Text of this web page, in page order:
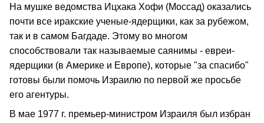
На мушке ведомства Ицхака Хофи (Моссад) оказались
почти все иракские ученые-ядерщики, как за рубежом,
так и в самом Багдаде. Этому во многом
способствовали так называемые саянимы - евреи-
ядерщики (в Америке и Европе), которые "за спасибо"
готовы были помочь Израилю по первой же просьбе
его агентуры.
В мае 1977 г. премьер-министром Израиля был избран